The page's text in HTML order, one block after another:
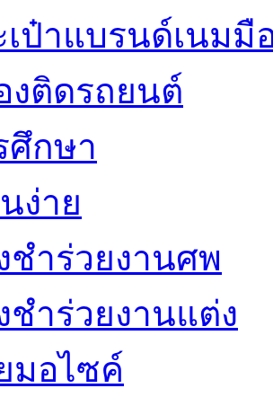
เป๋าแบรนด์เนมมื
งติดรถยนต์
ศึกษา
ง่าย
ชำร่วยงานศพ
ชำร่วยงานแต่ง
มอไซค์